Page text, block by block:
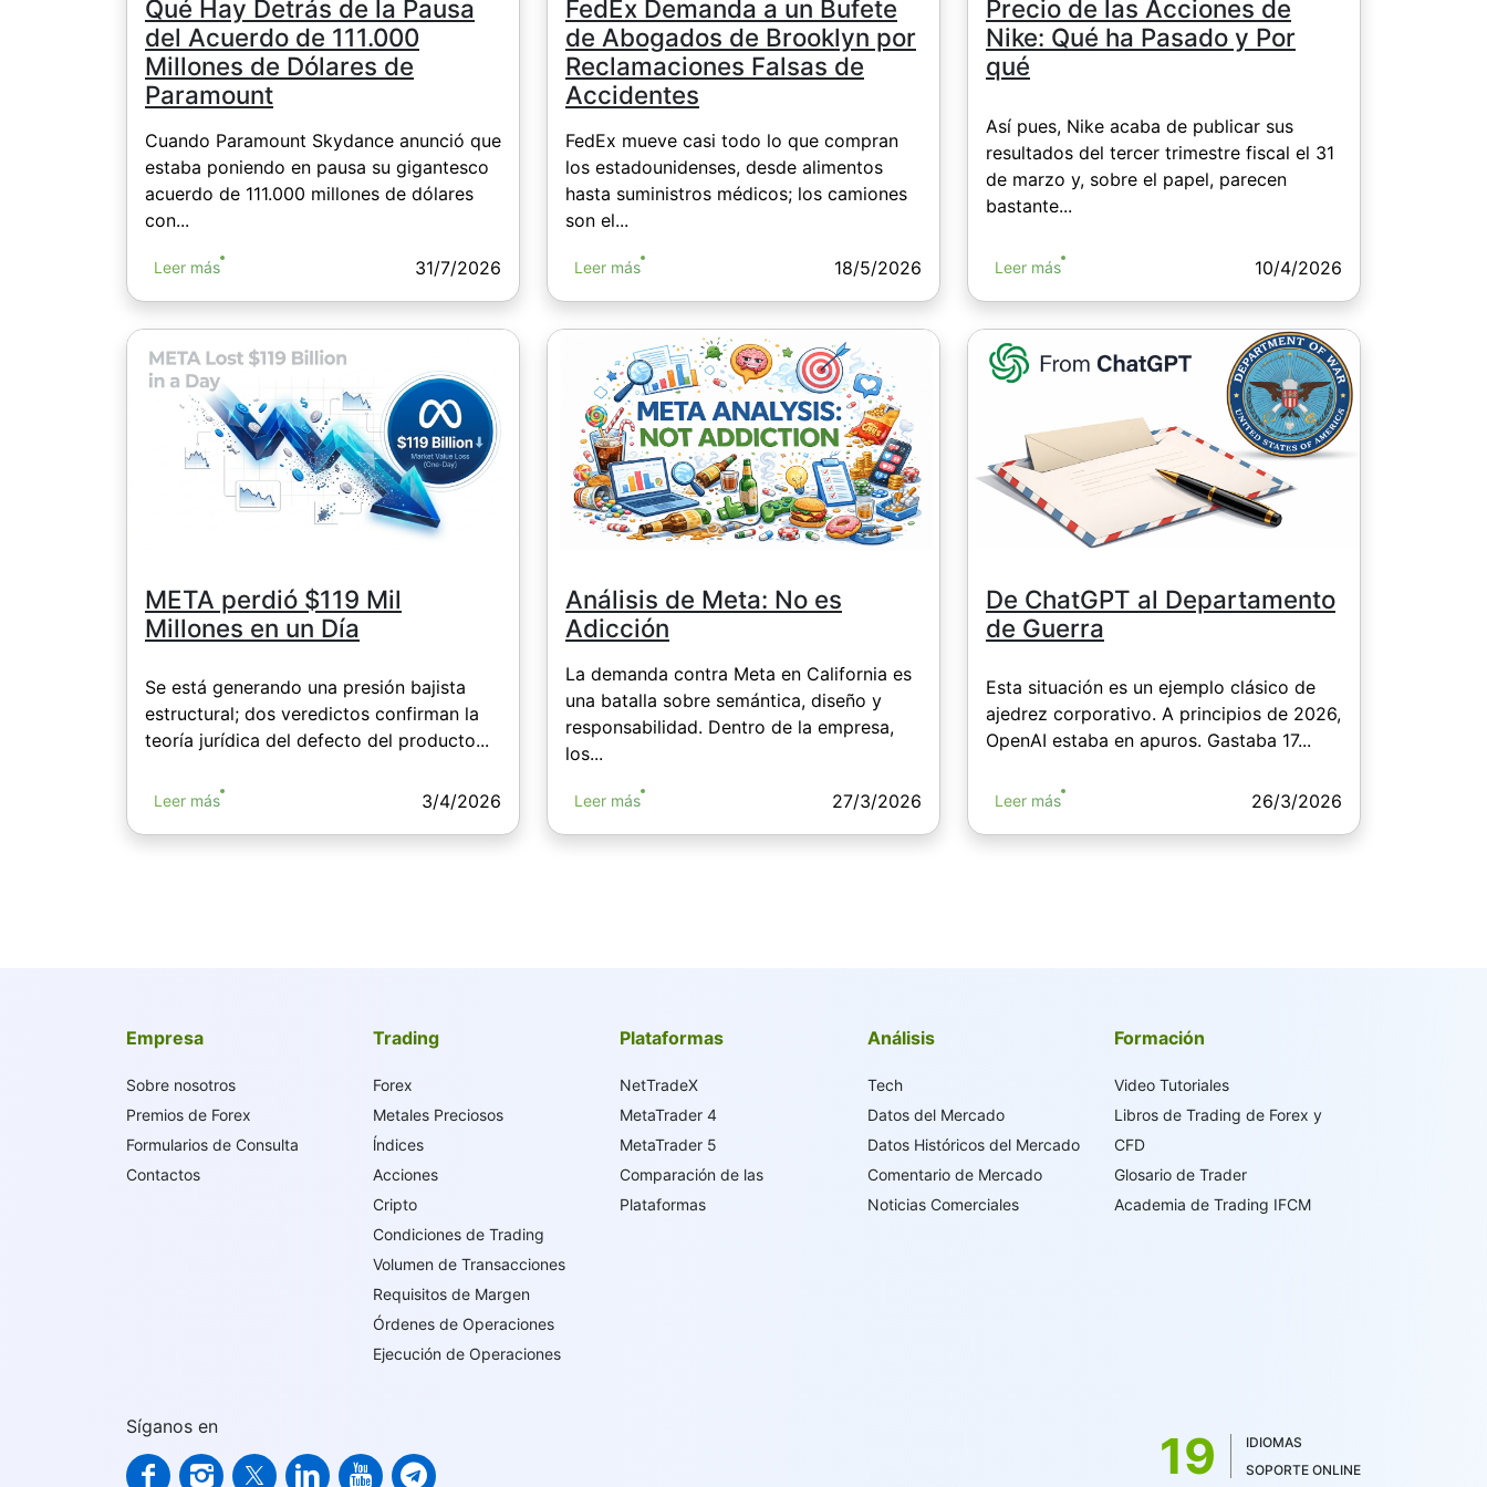
Qué Hay Detrás de la Pausa
del Acuerdo de 111.000
Millones de Dólares de
Paramount
Cuando Paramount Skydance anunció que
estaba poniendo en pausa su gigantesco
acuerdo de 111.000 millones de dólares
con...
Leer más 31/7/2026
FedEx Demanda a un Bufete
de Abogados de Brooklyn por
Reclamaciones Falsas de
Accidentes
FedEx mueve casi todo lo que compran
los estadounidenses, desde alimentos
hasta suministros médicos; los camiones
son el...
Leer más 18/5/2026
Precio de las Acciones de
Nike: Qué ha Pasado y Por
qué
Así pues, Nike acaba de publicar sus
resultados del tercer trimestre fiscal el 31
de marzo y, sobre el papel, parecen
bastante...
Leer más 10/4/2026
META perdió $119 Mil
Millones en un Día
Se está generando una presión bajista
estructural; dos veredictos confirman la
teoría jurídica del defecto del producto...
Leer más 3/4/2026
Análisis de Meta: No es
Adicción
La demanda contra Meta en California es
una batalla sobre semántica, diseño y
responsabilidad. Dentro de la empresa,
los...
Leer más 27/3/2026
De ChatGPT al Departamento
de Guerra
Esta situación es un ejemplo clásico de
ajedrez corporativo. A principios de 2026,
OpenAI estaba en apuros. Gastaba 17...
Leer más 26/3/2026
Empresa
Sobre nosotros
Premios de Forex
Formularios de Consulta
Contactos
Trading
Forex
Metales Preciosos
ĺndices
Acciones
Cripto
Condiciones de Trading
Volumen de Transacciones
Requisitos de Margen
Órdenes de Operaciones
Ejecución de Operaciones
Plataformas
NetTradeX
MetaTrader 4
MetaTrader 5
Comparación de las
Plataformas
Análisis
Tech
Datos del Mercado
Datos Históricos del Mercado
Comentario de Mercado
Noticias Comerciales
Formación
Video Tutoriales
Libros de Trading de Forex y
CFD
Glosario de Trader
Academia de Trading IFCM
Síganos en 19
IDIOMAS
SOPORTE ONLINE